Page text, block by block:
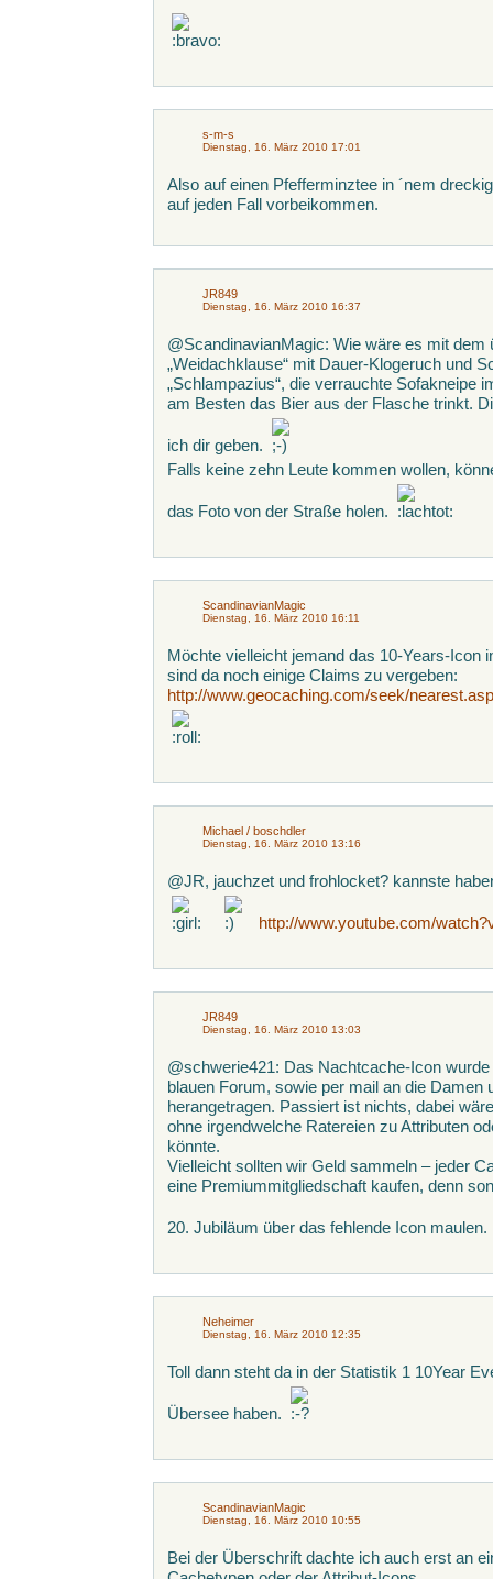
s-m-s
Dienstag, 16. März 2010 17:01
Also auf einen Pfefferminztee in ´nem
auf jeden Fall vorbeikommen.
JR849
Dienstag, 16. März 2010 16:37
@ScandinavianMagic: Wie wäre es mit
„Weidachklause“ mit Dauer-Klogeruch und
„Schlampazius“, die verrauchte Sofakneipe
am Besten das Bier aus der Flasche trinkt.
ich dir geben.
Falls keine zehn Leute kommen wollen,
das Foto von der Straße holen.
ScandinavianMagic
Dienstag, 16. März 2010 16:11
Möchte vielleicht jemand das 10-Years-Icon
sind da noch einige Claims zu vergeben:
http://www.geocaching.com/seek/
Michael / boschdler
Dienstag, 16. März 2010 13:16
@JR, jauchzet und frohlocket? kannste
http://www.youtube.com/
JR849
Dienstag, 16. März 2010 13:03
@schwerie421: Das Nachtcache-Icon
blauen Forum, sowie per mail an die Damen
herangetragen. Passiert ist nichts, dabei
ohne irgendwelche Ratereien zu Attributen
könnte.
Vielleicht sollten wir Geld sammeln – jeder
eine Premiummitgliedschaft kaufen, denn
20. Jubiläum über das fehlende Icon maulen.
Neheimer
Dienstag, 16. März 2010 12:35
Toll dann steht da in der Statistik 1 10Year
Übersee haben.
ScandinavianMagic
Dienstag, 16. März 2010 10:55
Bei der Überschrift dachte ich auch erst an